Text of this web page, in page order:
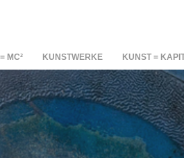
MC² KUNSTWERKE KUNST =